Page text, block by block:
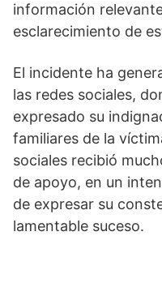
información
esclarecimiento de
El incidente ha
las redes sociales,
expresado su
familiares de la
sociales recibió
de apoyo, en un
de expresar su
lamentable suceso.